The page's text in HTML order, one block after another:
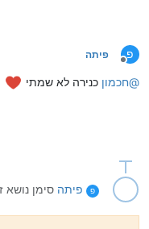
פ
מנותק
פיתה
@חכמון כנירה לא שמתי
פ פיתה סימן נושא